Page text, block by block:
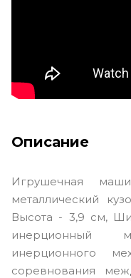
Описание
Игрушечная
металлический
Высота - 3,9 см,
инерционный
инерционного
соревнования